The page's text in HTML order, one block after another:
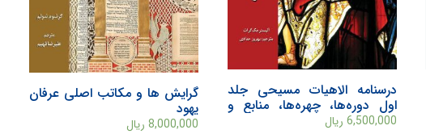
درسنامه الاهیات مسیحی جلد
اول دوره‌ها، چهره‌ها، منابع و
شیوه‌ها
6,500,000 ریال
گرايش ها و مکاتب اصلی عرفان
يهود
8,000,000 ریال